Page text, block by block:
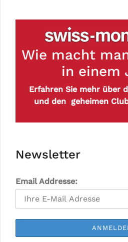
Wie macht
in einem
Erfahren Sie mehr über
und den geheimen
Newsletter
Email Addresse: